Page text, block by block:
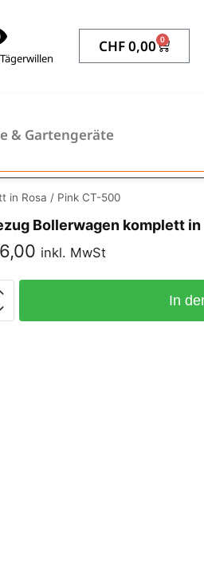
CHF0,00 0
& Gartengeräte
in Rosa / Pink CT-500
Bollerwagen komplett
inkl. MwSt
In